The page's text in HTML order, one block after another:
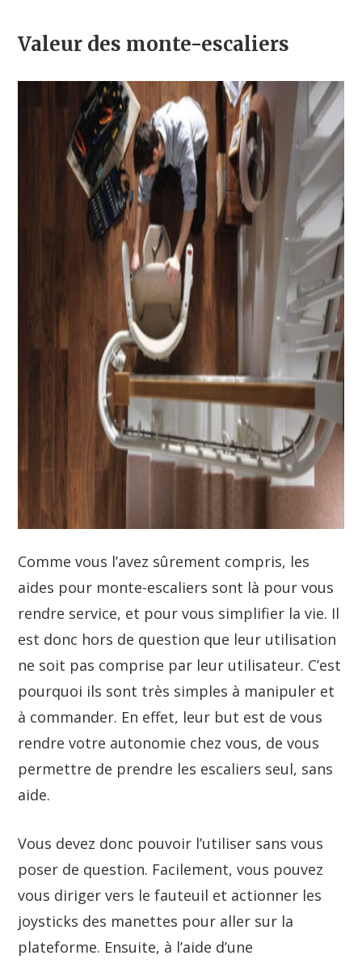
Valeur des monte-escaliers
Comme vous l’avez sûrement compris, les
aides pour monte-escaliers sont là pour vous
rendre service, et pour vous simplifier la vie. Il
est donc hors de question que leur utilisation
ne soit pas comprise par leur utilisateur. C’est
pourquoi ils sont très simples à manipuler et
à commander. En effet, leur but est de vous
rendre votre autonomie chez vous, de vous
permettre de prendre les escaliers seul, sans
aide.
Vous devez donc pouvoir l’utiliser sans vous
poser de question. Facilement, vous pouvez
vous diriger vers le fauteuil et actionner les
joysticks des manettes pour aller sur la
plateforme. Ensuite, à l’aide d’une